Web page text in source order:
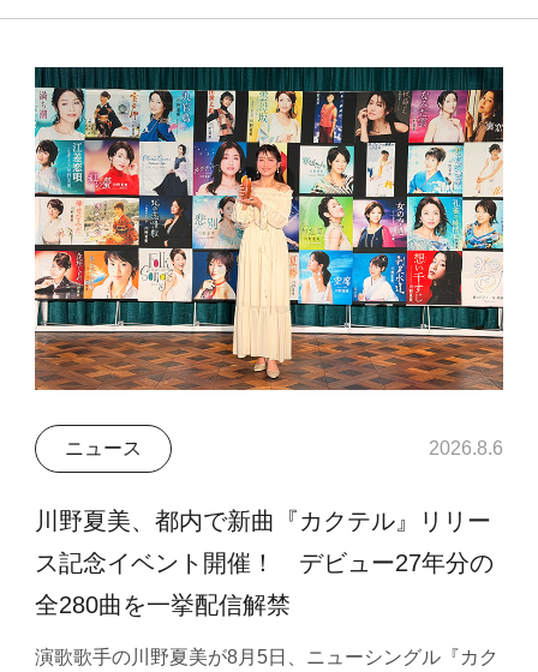
ニュース 2026.8.6
川野夏美、都内で新曲『カクテル』リリー
ス記念イベント開催！ デビュー27年分の
全280曲を一挙配信解禁
演歌歌手の川野夏美が8月5日、ニューシングル『カク